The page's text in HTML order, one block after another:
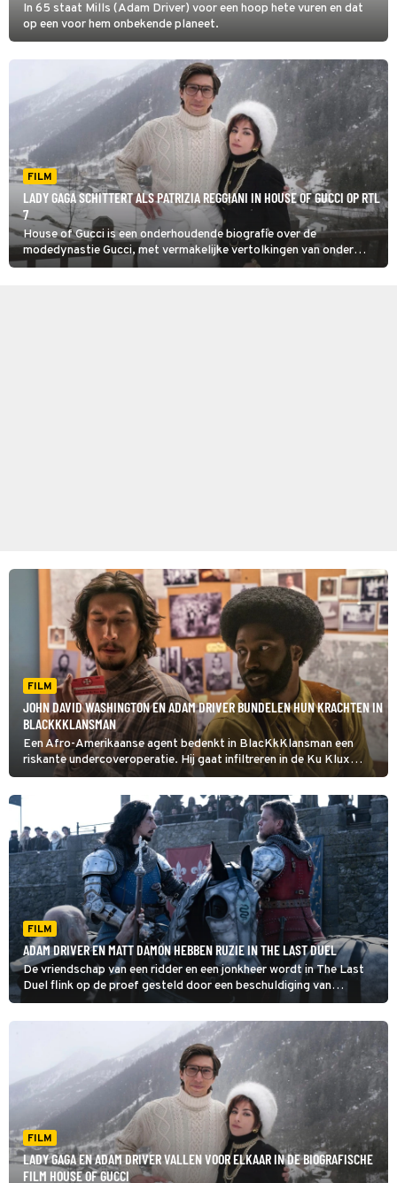
In 65 staat Mills (Adam Driver) voor een hoop hete vuren en dat
op een voor hem onbekende planeet.
FILM
LADY GAGA SCHITTERT ALS PATRIZIA REGGIANI IN HOUSE OF GUCCI OP RTL
7
House of Gucci is een onderhoudende biografie over de
modedynastie Gucci, met vermakelijke vertolkingen van onder
andere Lady Gaga, Adam Driver en Al Pacino.
FILM
JOHN DAVID WASHINGTON EN ADAM DRIVER BUNDELEN HUN KRACHTEN IN
BLACKKKLANSMAN
Een Afro-Amerikaanse agent bedenkt in BlacKkKlansman een
riskante undercoveroperatie. Hij gaat infiltreren in de Ku Klux
Klan.
FILM
ADAM DRIVER EN MATT DAMON HEBBEN RUZIE IN THE LAST DUEL
De vriendschap van een ridder en een jonkheer wordt in The Last
Duel flink op de proef gesteld door een beschuldiging van
verkrachting.
FILM
LADY GAGA EN ADAM DRIVER VALLEN VOOR ELKAAR IN DE BIOGRAFISCHE
FILM HOUSE OF GUCCI